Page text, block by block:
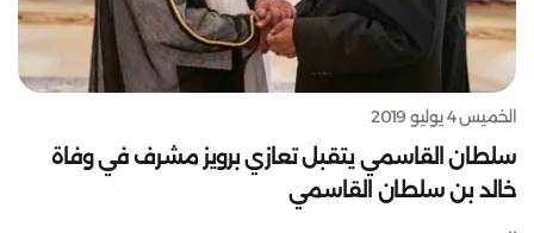
الخميس 4 يوليو 2019
سلطان القاسمي يتقبل تعازي برويز مشرف في وفاة
خالد بن سلطان القاسمي